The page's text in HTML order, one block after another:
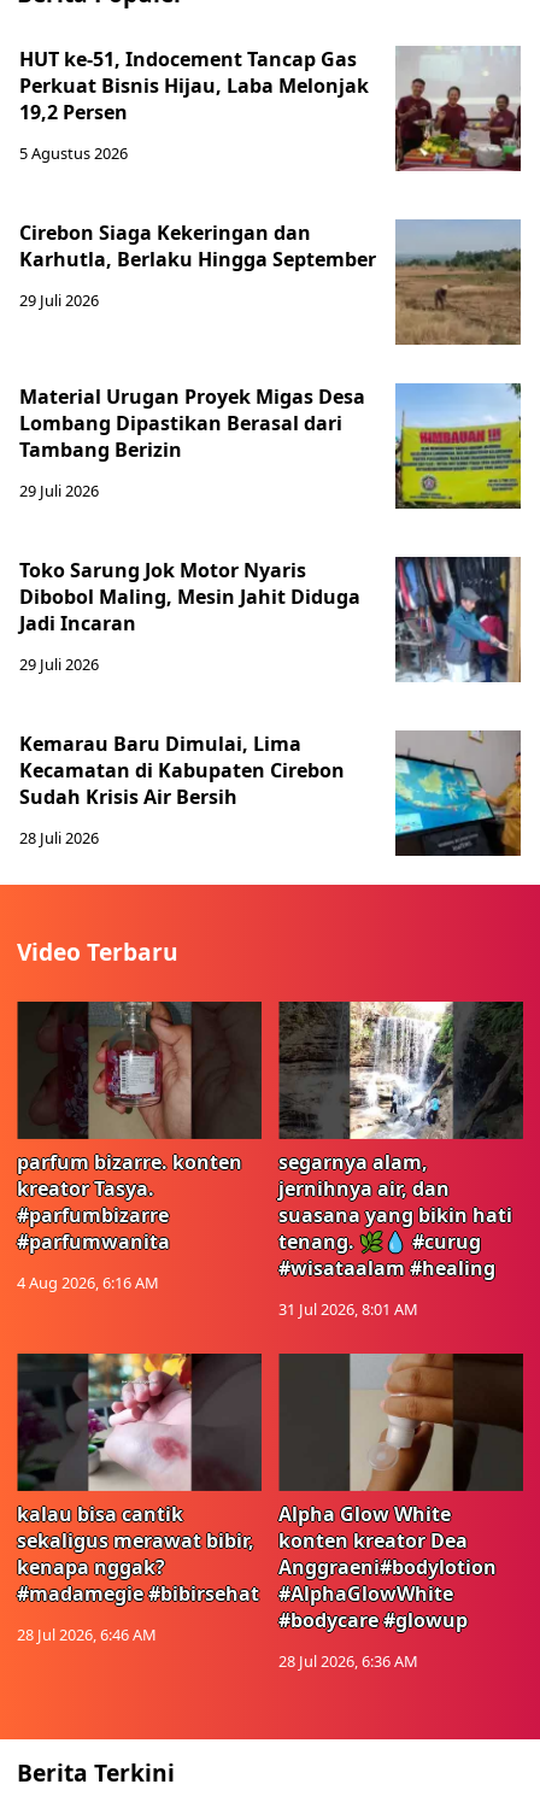
HUT ke-51, Indocement Tancap Gas
Perkuat Bisnis Hijau, Laba Melonjak
19,2 Persen
5 Agustus 2026
Cirebon Siaga Kekeringan dan
Karhutla, Berlaku Hingga September
29 Juli 2026
Material Urugan Proyek Migas Desa
Lombang Dipastikan Berasal dari
Tambang Berizin
29 Juli 2026
Toko Sarung Jok Motor Nyaris
Dibobol Maling, Mesin Jahit Diduga
Jadi Incaran
29 Juli 2026
Kemarau Baru Dimulai, Lima
Kecamatan di Kabupaten Cirebon
Sudah Krisis Air Bersih
28 Juli 2026
Video Terbaru
parfum bizarre. konten
kreator Tasya.
#parfumbizarre
#parfumwanita
4 Aug 2026, 6:16 AM
segarnya alam,
jernihnya air, dan
suasana yang bikin hati
tenang. 🌿💧 #curug
#wisataalam #healing
31 Jul 2026, 8:01 AM
kalau bisa cantik
sekaligus merawat bibir,
kenapa nggak?
#madamegie #bibirsehat
28 Jul 2026, 6:46 AM
Alpha Glow White
konten kreator Dea
Anggraeni#bodylotion
#AlphaGlowWhite
#bodycare #glowup
28 Jul 2026, 6:36 AM
Berita Terkini